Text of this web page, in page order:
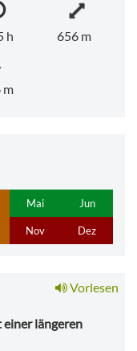
h 656 m
m
Mai Jun
Nov Dez
Vorlesen
längeren